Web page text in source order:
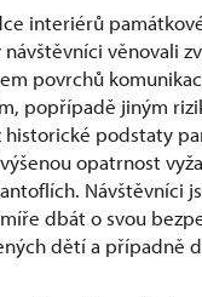
interiérů
věnovali
povrchů
popřípadě jiným
historické podstaty
opatrnost
Návštěvníci
dbát o svou
dětí a případně